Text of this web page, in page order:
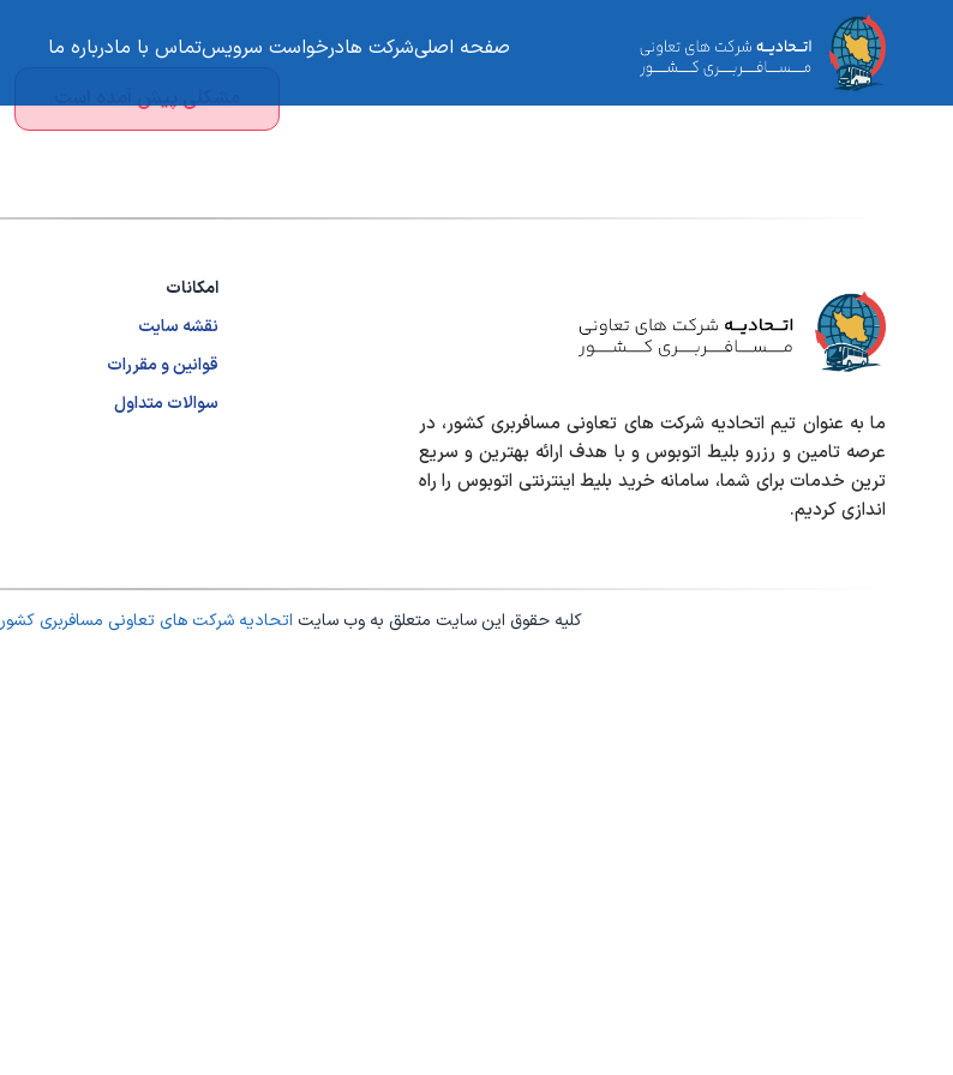
صفحه اصلیشرکت هادرخواست سرویستماس با مادرباره ما
مشکلی پیش آمده است
ما به عنوان تیم اتحادیه شرکت های تعاونی مسافربری کشور، در
عرصه تامین و رزرو بلیط اتوبوس و با هدف ارائه بهترین و سریع
ترین خدمات برای شما، سامانه خرید بلیط اینترنتی اتوبوس را راه
اندازی کردیم.
امکانات
نقشه سایت
قوانین و مقررات
سوالات متداول
کلیه حقوق این سایت متعلق به وب سایت اتحادیه شرکت های تعاونی مسافربری کشور